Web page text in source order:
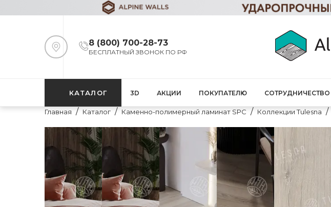
8 (800) 700-28-73
БЕСПЛАТНЫЙ ЗВОНОК ПО РФ
КАТАЛОГ 3D АКЦИИ ПОКУПАТЕЛЮ СОТРУДНИЧЕСТВО
Главная Каталог Каменно-полимерный ламинат SPC Коллекции Tulesna